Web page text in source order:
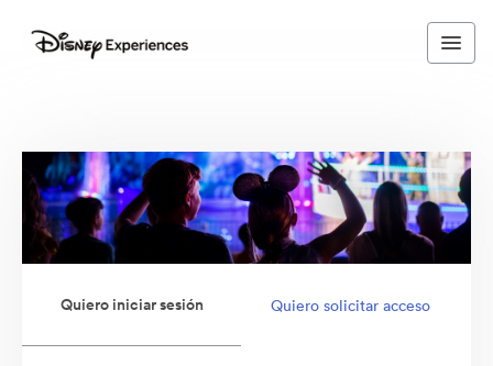
Quiero iniciar sesión Quiero solicitar acceso